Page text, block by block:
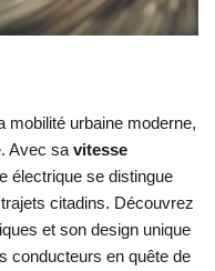
mobilité urbaine moderne,
Avec sa vitesse
électrique se distingue
citadins. Découvrez
et son design unique
conducteurs en quête de